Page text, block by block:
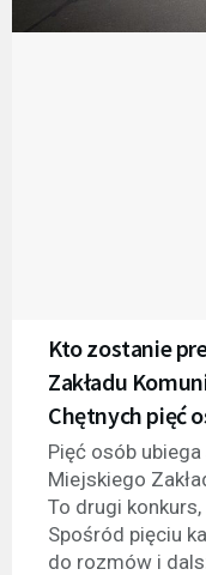
Kto zostanie
Zakładu
Chętnych pięć
Pięć osób
Miejskiego
To drugi
Spośród pięciu
do rozmów i